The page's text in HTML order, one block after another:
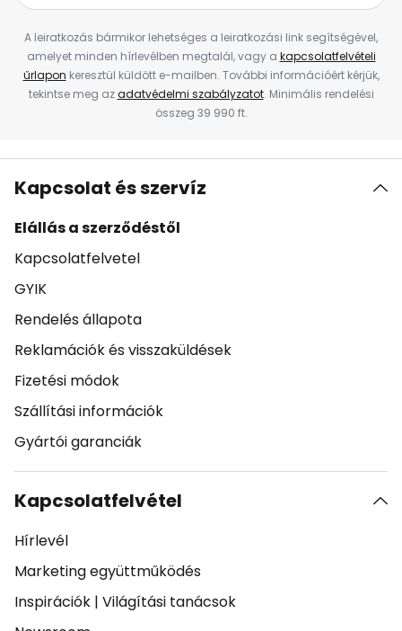
A leiratkozás bármikor lehetséges a leiratkozási link segítségével,
amelyet minden hírlevélben megtalál, vagy a kapcsolatfelvételi
űrlapon keresztül küldött e-mailben. További információért kérjük,
tekintse meg azadatvédelmi szabályzatot. Minimális rendelési
összeg 39 990 ft.
Kapcsolat és szervíz
Elállás a szerződéstől
Kapcsolatfelvetel
GYIK
Rendelés állapota
Reklamációk és visszaküldések
Fizetési módok
Szállítási információk
Gyártói garanciák
Kapcsolatfelvétel
Hírlevél
Marketing együttműködés
Inspirációk | Világítási tanácsok